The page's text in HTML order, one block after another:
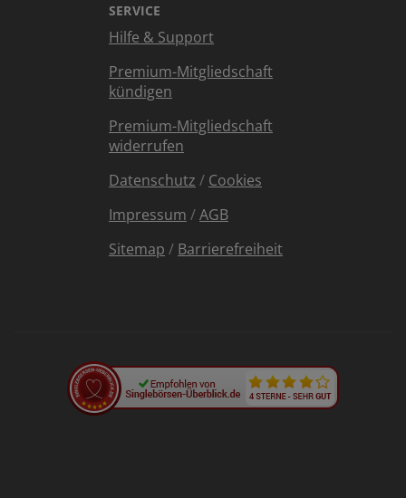
SERVICE
Hilfe & Support
Premium-Mitgliedschaft
kündigen
Premium-Mitgliedschaft
widerrufen
Datenschutz / Cookies
Impressum /AGB
Sitemap / Barrierefreiheit